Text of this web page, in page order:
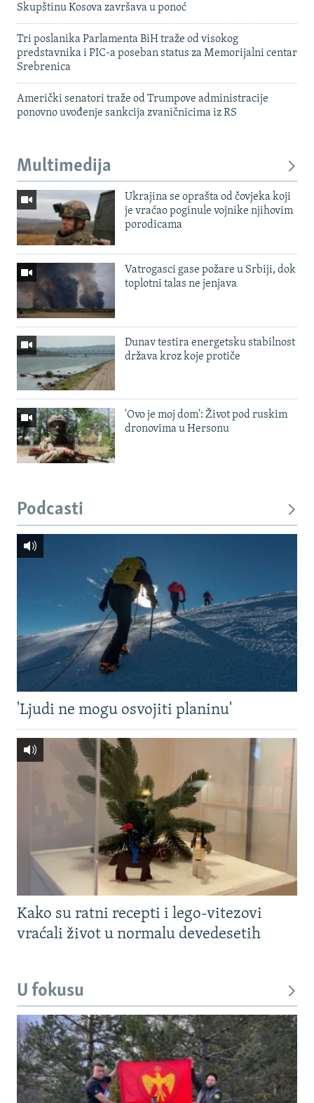
Skupštinu Kosova završava u ponoć
Tri poslanika Parlamenta BiH traže od visokog
predstavnika i PIC-a poseban status za Memorijalni centar
Srebrenica
Američki senatori traže od Trumpove administracije
ponovno uvođenje sankcija zvaničnicima iz RS
Multimedija
Ukrajina se oprašta od čovjeka koji
je vraćao poginule vojnike njihovim
porodicama
Vatrogasci gase požare u Srbiji, dok
toplotni talas ne jenjava
Dunav testira energetsku stabilnost
država kroz koje protiče
'Ovo je moj dom': Život pod ruskim
dronovima u Hersonu
Podcasti
'Ljudi ne mogu osvojiti planinu'
Kako su ratni recepti i lego-vitezovi
vraćali život u normalu devedesetih
U fokusu